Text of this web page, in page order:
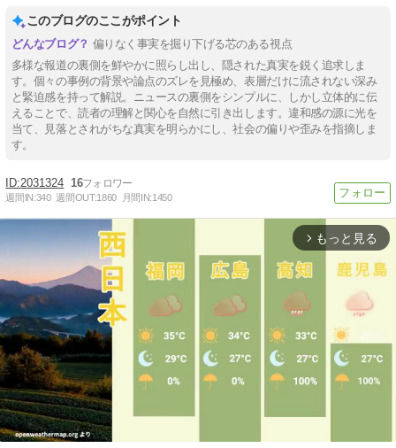
このブログのここがポイント
偏りなく事実を掘り下げる芯のある視点
多様な報道の裏側を鮮やかに照らし出し、隠された真実を鋭く追求しま
す。個々の事例の背景や論点のズレを見極め、表層だけに流されない深み
と緊迫感を持って解説。ニュースの裏側をシンプルに、しかし立体的に伝
えることで、読者の理解と関心を自然に引き出します。違和感の源に光を
当て、見落とされがちな真実を明らかにし、社会の偏りや歪みを指摘しま
す。
2031324 16
週間IN:340 週間OUT:1860 月間IN:1450
arrow_forward_ios もっと見る